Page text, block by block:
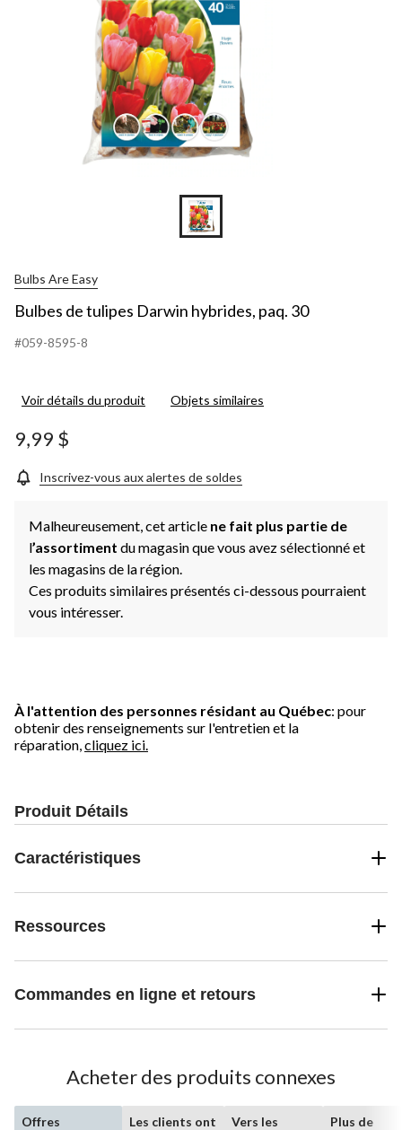
Bulbs Are Easy
Bulbes de tulipes Darwin hybrides, paq. 30
#059-8595-8
Voir détails du produit Objets similaires
9,99 $
Inscrivez-vous aux alertes de soldes
Malheureusement, cet article ne fait plus partie de
l’assortiment du magasin que vous avez sélectionné et
les magasins de la région.
Ces produits similaires présentés ci-dessous pourraient
vous intéresser.
À l'attention des personnes résidant au Québec: pour
obtenir des renseignements sur l'entretien et la
réparation, cliquez ici.
Produit Détails
Caractéristiques
Ressources
Commandes en ligne et retours
Acheter des produits connexes
Offres
Les clients ont
Vers les
Plus de